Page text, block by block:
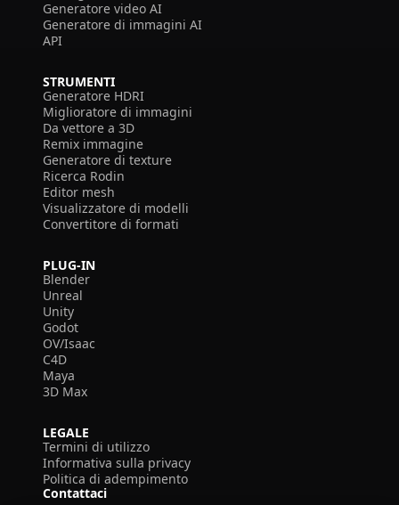
Generatore video AI
Generatore di immagini AI
API
STRUMENTI
Generatore HDRI
Miglioratore di immagini
Da vettore a 3D
Remix immagine
Generatore di texture
Ricerca Rodin
Editor mesh
Visualizzatore di modelli
Convertitore di formati
PLUG-IN
Blender
Unreal
Unity
Godot
OV/Isaac
C4D
Maya
3D Max
LEGALE
Termini di utilizzo
Informativa sulla privacy
Politica di adempimento
Contattaci